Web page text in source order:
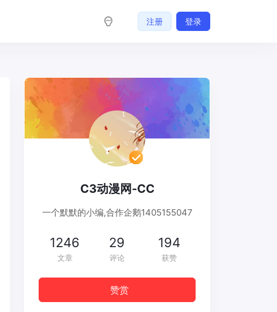
注册 登录
C3动漫网-CC
一个默默的小编,合作企鹅1405155047
1246
文章
29
评论
194
获赞
赞赏